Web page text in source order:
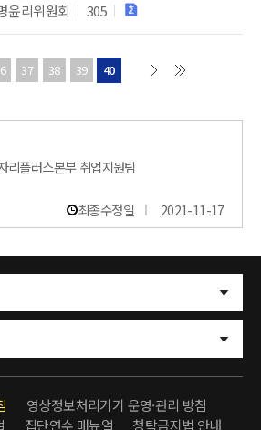
윤리위원회 305
37 38 39 40
리플러스본부 취업지원팀
최종수정일
2021-11-17
영상정보처리기기 운영·관리 방침
집단연수 매뉴얼 청탁금지법 안내